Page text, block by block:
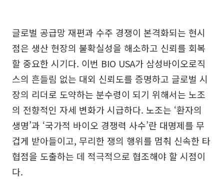
글로벌 공급망 재편과 수주 경쟁이 본격화되는 현시
점은 생산 현장의 불확실성을 해소하고 신뢰를 회복
할 중요한 시기다. 이번 BIO USA가 삼성바이오로직
스의 흔들림 없는 대외 신뢰도를 증명하고 글로벌 시
장의 리더로 도약하는 분수령이 되기 위해서는 노조
의 전향적인 자세 변화가 시급하다. 노조는 ‘환자의
생명’과 ‘국가적 바이오 경쟁력 사수’란 대명제를 무
겁게 받아들이고, 무리한 쟁의 행위를 멈춰 신속한 타
협점을 도출하는 데 적극적으로 협조해야 할 시점이
다.